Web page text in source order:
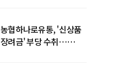
농협하나로유통, '신상품
장려금' 부당 수취…